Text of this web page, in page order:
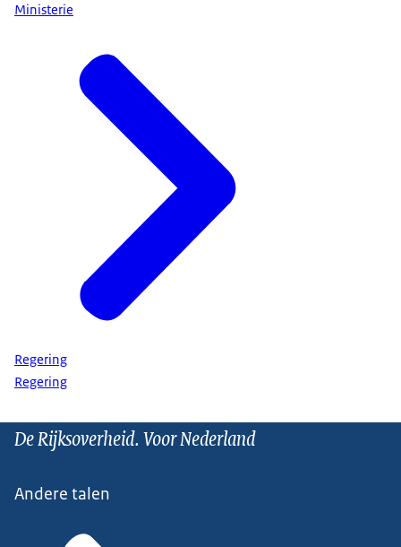
Ministerie
Regering
Regering
De Rijksoverheid. Voor Nederland
Andere talen